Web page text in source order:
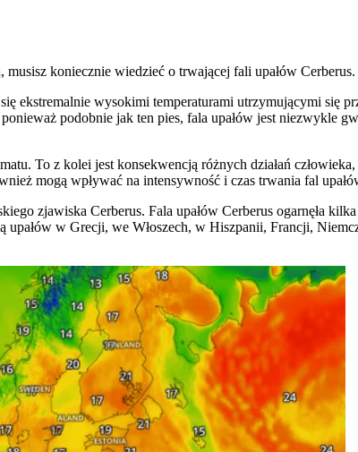
koniecznie wiedzieć o trwającej fali upałów Cerberus.
ekstremalnie wysokimi temperaturami utrzymującymi się
podobnie jak ten pies, fala upałów jest niezwykle
To z kolei jest konsekwencją różnych działań
mogą wpływać na intensywność i czas trwania fal
zjawiska Cerberus. Fala upałów Cerberus ogarnęła
upałów w Grecji, we Włoszech, w Hiszpanii, Francji,